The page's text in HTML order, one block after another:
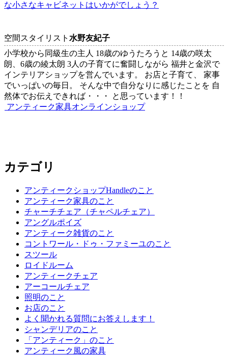
な小さなキャビネットはいかがでしょう？
空間スタイリスト 水野友紀子
小学校から同級生の主人 18歳のゆうたろうと 14歳の咲太
朗、6歳の綾太朗 3人の子育てに奮闘しながら 福井と金沢で
インテリアショップを営んでいます。 お店と子育て、 家事
でいっぱいの毎日。 そんな中で自分なりに感じたことを 自
然体でお伝えできれば・・・ と思っています！！
アンティーク家具オンラインショップ
カテゴリ
アンティークショップHandleのこと
アンティーク家具のこと
チャーチチェア（チャペルチェア）
アングルポイズ
アンティーク雑貨のこと
コントワール・ドゥ・ファミーユのこと
スツール
ロイドルーム
アンティークチェア
アーコールチェア
照明のこと
お店のこと
よく聞かれる質問にお答えします！
シャンデリアのこと
「アンティーク」のこと
アンティーク風の家具